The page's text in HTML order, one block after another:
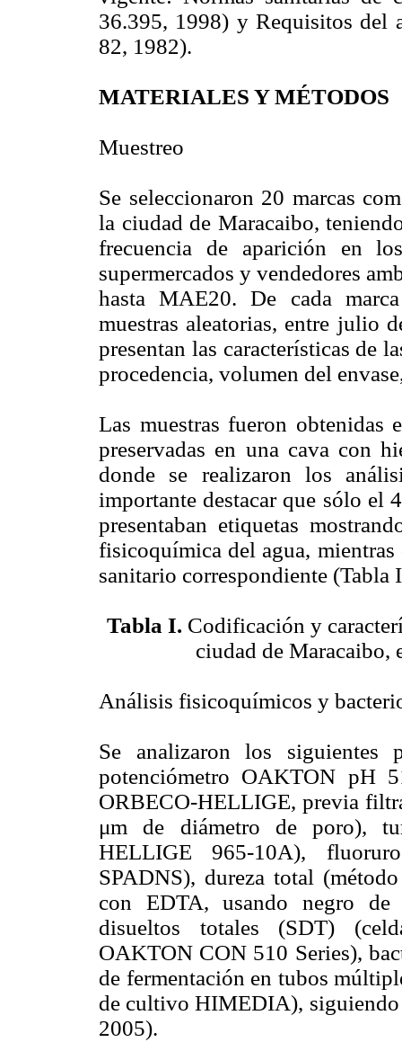
36.395, 1998) y Requisitos del
82, 1982).
MATERIALES Y MÉTODOS
Muestreo
Se seleccionaron 20 marcas
la ciudad de Maracaibo,
frecuencia de aparición en
supermercados y vendedores
hasta MAE20. De cada
muestras aleatorias, entre julio
presentan las características de
procedencia, volumen del
Las muestras fueron obtenidas
preservadas en una cava con
donde se realizaron los
importante destacar que sólo el
presentaban etiquetas
fisicoquímica del agua,
sanitario correspondiente (Tabla
Tabla I. Codificación y
ciudad de Maracaibo,
Análisis fisicoquímicos y
Se analizaron los siguientes
potenciómetro OAKTON pH
ORBECO-HELLIGE, previa
μm de diámetro de poro),
HELLIGE 965-10A),
SPADNS), dureza total
con EDTA, usando negro
disueltos totales (SDT)
OAKTON CON 510 Series),
de fermentación en tubos
de cultivo HIMEDIA), siguiendo
2005).